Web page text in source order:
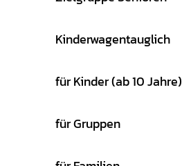
Kinderwagentauglich
für Kinder (ab 10 Jahre)
für Gruppen